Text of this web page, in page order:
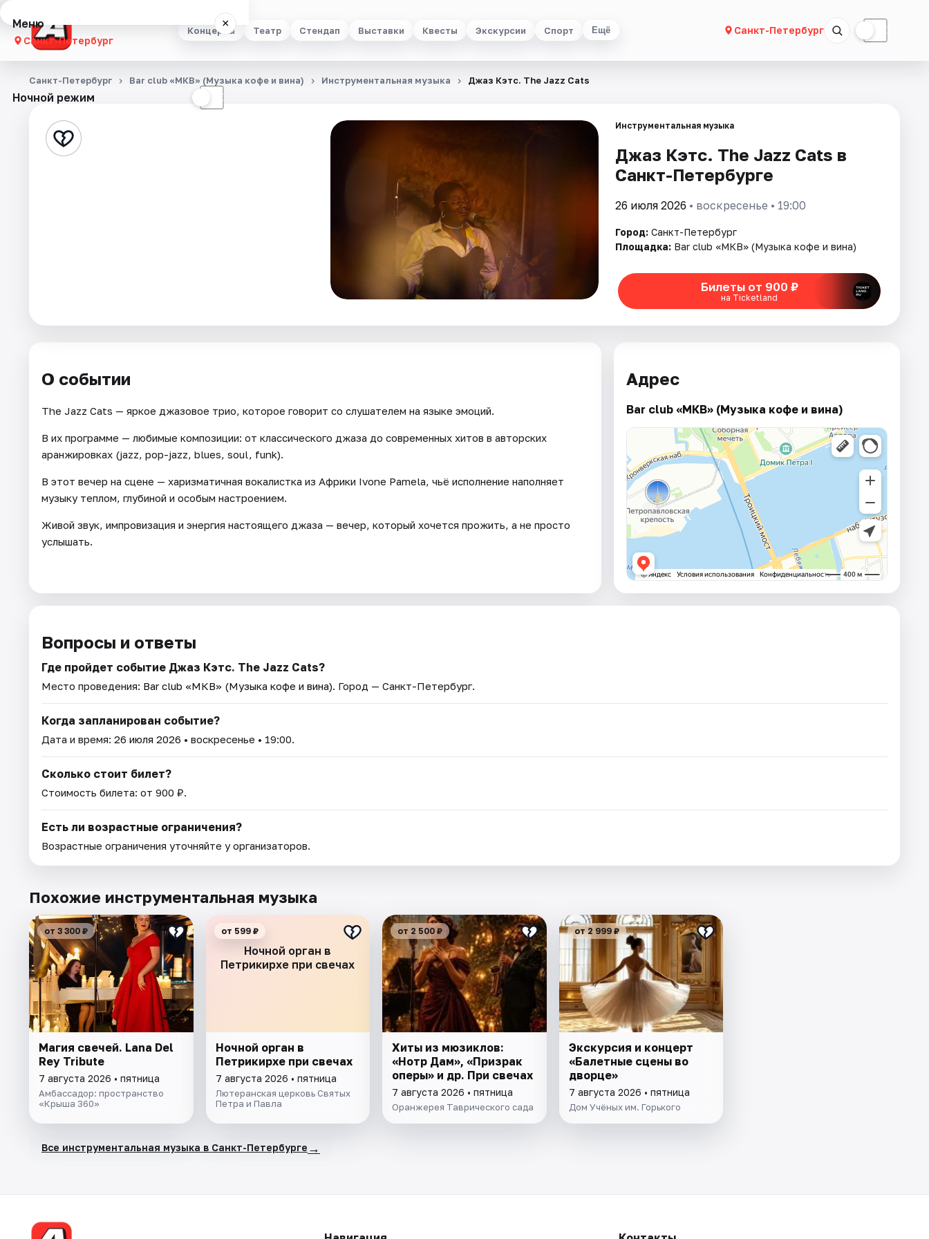
Концерты Театр Стендап Выставки Квесты Экскурсии Спорт Ещё Санкт-Петербург ☾
Меню ×
Санкт-Петербург
Концерты
Стендап
Площадки
Артисты
Рейтинги
Ночной режим ☾
Санкт-Петербург Bar club «МКВ» (Музыка кофе и вина) Инструментальная музыка Джаз Кэтс. The Jazz Cats
Инструментальная музыка
Джаз Кэтс. The Jazz Cats в
Санкт-Петербурге
26 июля 2026 • воскресенье • 19:00
Город: Санкт-Петербург
Площадка: Bar club «МКВ» (Музыка кофе и вина)
Билеты от 900 ₽
на Ticketland
О событии
The Jazz Cats — яркое джазовое трио, которое говорит со слушателем на языке эмоций.
В их программе — любимые композиции: от классического джаза до современных хитов в авторских
аранжировках (jazz, pop-jazz, blues, soul, funk).
В этот вечер на сцене — харизматичная вокалистка из Африки Ivone Pamela, чьё исполнение наполняет
музыку теплом, глубиной и особым настроением.
Живой звук, импровизация и энергия настоящего джаза — вечер, который хочется прожить, а не просто
услышать.
Адрес
Bar club «МКВ» (Музыка кофе и вина)
Вопросы и ответы
Где пройдет событие Джаз Кэтс. The Jazz Cats?
Место проведения: Bar club «МКВ» (Музыка кофе и вина). Город — Санкт-Петербург.
Когда запланирован событие?
Дата и время: 26 июля 2026 • воскресенье • 19:00.
Сколько стоит билет?
Стоимость билета: от 900 ₽.
Есть ли возрастные ограничения?
Возрастные ограничения уточняйте у организаторов.
Похожие инструментальная музыка
от 3 300 ₽
Магия свечей. Lana Del
Rey Tribute
7 августа 2026 • пятница
Амбассадор: пространство
«Крыша 360»
Ночной орган в
Петрикирхе при свечах
от 599 ₽
Ночной орган в
Петрикирхе при свечах
7 августа 2026 • пятница
Лютеранская церковь Святых
Петра и Павла
от 2 500 ₽
Хиты из мюзиклов:
«Нотр Дам», «Призрак
оперы» и др. При свечах
7 августа 2026 • пятница
Оранжерея Таврического сада
от 2 999 ₽
Экскурсия и концерт
«Балетные сцены во
дворце»
7 августа 2026 • пятница
Дом Учёных им. Горького
Все инструментальная музыка в Санкт-Петербурге →